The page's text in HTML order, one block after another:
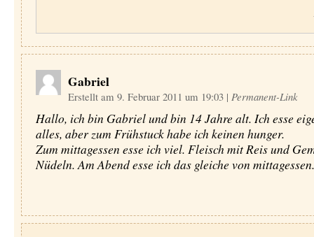
Gabriel
Erstellt am 9. Februar 2011 um 19:03 | Permanent-Link
Hallo, ich bin Gabriel und bin 14 Jahre alt. Ich esse
alles, aber zum Frühstuck habe ich keinen hunger.
Zum mittagessen esse ich viel. Fleisch mit Reis und
Nüdeln. Am Abend esse ich das gleiche von mittagessen.